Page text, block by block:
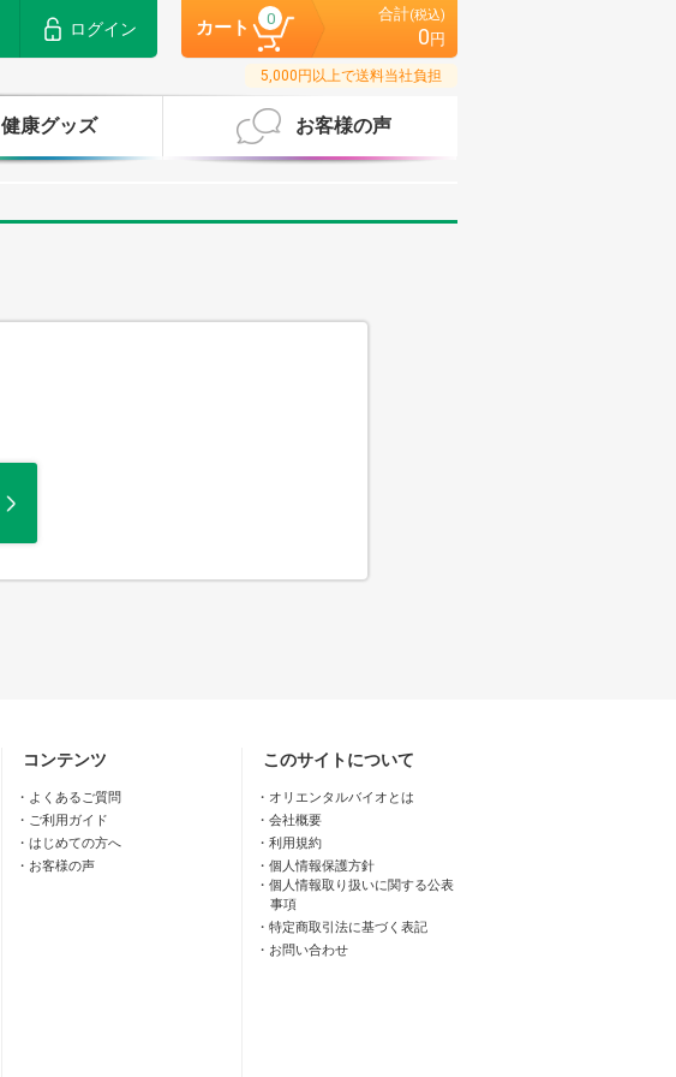
ログイン カート 0 合計(税込)
0 円
5,000円以上で送料当社負担
健康グッズ お客様の声
コンテンツ
よくあるご質問
ご利用ガイド
はじめての方へ
お客様の声
このサイトについて
オリエンタルバイオとは
会社概要
利用規約
個人情報保護方針
個人情報取り扱いに関する公表
事項
特定商取引法に基づく表記
お問い合わせ